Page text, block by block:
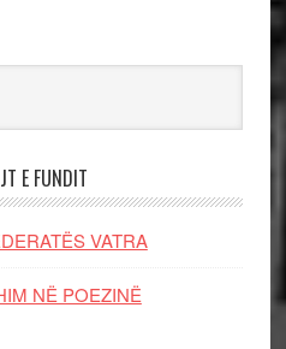
E FUNDIT
VATRA
NË POEZINË